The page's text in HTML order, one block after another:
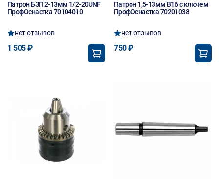
Патрон БЗП 2-13мм 1/2-20UNF
ПрофОснастка 70104010
нет отзывов
1 505 ₽
Патрон 1,5-13мм В16 с ключем
ПрофОснастка 70201038
нет отзывов
750 ₽